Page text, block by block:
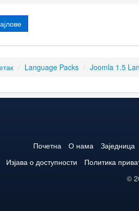
/ Language Packs / Joomla 1.5
Почетна О нама Заједница
Изјава о доступности
Политика
©